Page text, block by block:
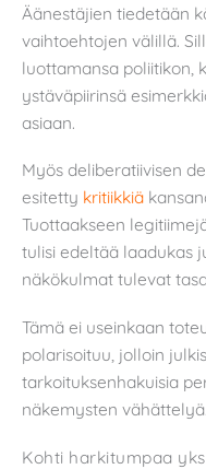
Äänestäjien tiedetään
vaihtoehtojen välillä.
luottamansa poliitikon,
ystäväpiirinsä
asiaan.
Myös deliberatiivisen
esitetty kritiikkiä
Tuottaakseen
tulisi edeltää laadukas
näkökulmat tulevat
Tämä ei useinkaan
polarisoituu, jolloin
tarkoituksenhakuisia
näkemysten vähättelyä.
Kohti harkitumpaa